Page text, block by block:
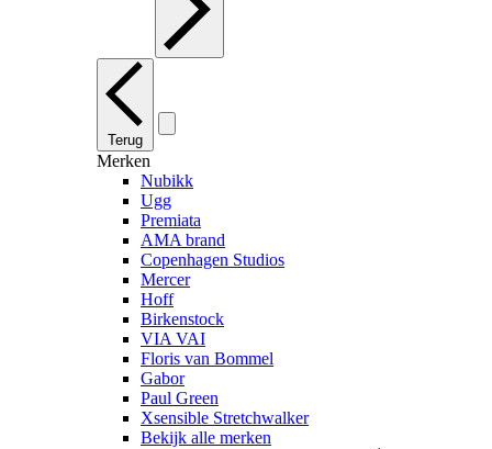
Terug
Merken
Nubikk
Ugg
Premiata
AMA brand
Copenhagen Studios
Mercer
Hoff
Birkenstock
VIA VAI
Floris van Bommel
Gabor
Paul Green
Xsensible Stretchwalker
Bekijk alle merken